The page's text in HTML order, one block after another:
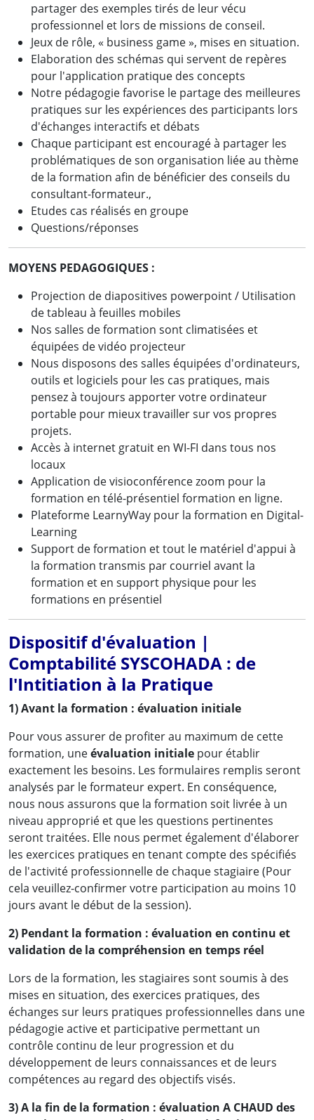
partager des exemples tirés de leur vécu
professionnel et lors de missions de conseil.
Jeux de rôle, « business game », mises en situation.
Elaboration des schémas qui servent de repères
pour l'application pratique des concepts
Notre pédagogie favorise le partage des meilleures
pratiques sur les expériences des participants lors
d'échanges interactifs et débats
Chaque participant est encouragé à partager les
problématiques de son organisation liée au thème
de la formation afin de bénéficier des conseils du
consultant-formateur.,
Etudes cas réalisés en groupe
Questions/réponses
MOYENS PEDAGOGIQUES :
Projection de diapositives powerpoint / Utilisation
de tableau à feuilles mobiles
Nos salles de formation sont climatisées et
équipées de vidéo projecteur
Nous disposons des salles équipées d'ordinateurs,
outils et logiciels pour les cas pratiques, mais
pensez à toujours apporter votre ordinateur
portable pour mieux travailler sur vos propres
projets.
Accès à internet gratuit en WI-FI dans tous nos
locaux
Application de visioconférence zoom pour la
formation en télé-présentiel formation en ligne.
Plateforme LearnyWay pour la formation en Digital-
Learning
Support de formation et tout le matériel d'appui à
la formation transmis par courriel avant la
formation et en support physique pour les
formations en présentiel
Dispositif d'évaluation |
Comptabilité SYSCOHADA : de
l'Intitiation à la Pratique
1) Avant la formation : évaluation initiale
Pour vous assurer de profiter au maximum de cette
formation, uneévaluation initiale pour établir
exactement les besoins. Les formulaires remplis seront
analysés par le formateur expert. En conséquence,
nous nous assurons que la formation soit livrée à un
niveau approprié et que les questions pertinentes
seront traitées. Elle nous permet également d'élaborer
les exercices pratiques en tenant compte des spécifiés
de l'activité professionnelle de chaque stagiaire (Pour
cela veuillez-confirmer votre participation au moins 10
jours avant le début de la session).
2) Pendant la formation : évaluation en continu et
validation de la compréhension en temps réel
Lors de la formation, les stagiaires sont soumis à des
mises en situation, des exercices pratiques, des
échanges sur leurs pratiques professionnelles dans une
pédagogie active et participative permettant un
contrôle continu de leur progression et du
développement de leurs connaissances et de leurs
compétences au regard des objectifs visés.
3) A la fin de la formation : évaluation A CHAUD des